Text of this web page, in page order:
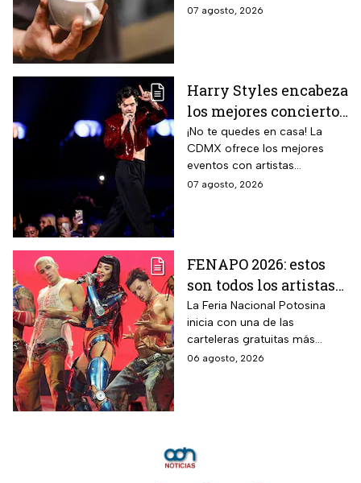
amante del café tienes que
07 agosto, 2026
Harry Styles encabeza
los mejores conciertos
en la CDMX hoy 7 de
agosto
¡No te quedes en casa! La
CDMX ofrece los mejores
eventos con artistas
internacionales este viernes 7
07 agosto, 2026
FENAPO 2026: estos
son todos los artistas
que darán conciertos
GRATIS en San Luis
Potosí
La Feria Nacional Potosina
inicia con una de las
carteleras gratuitas más
esperadas del año. Consulta
06 agosto, 2026